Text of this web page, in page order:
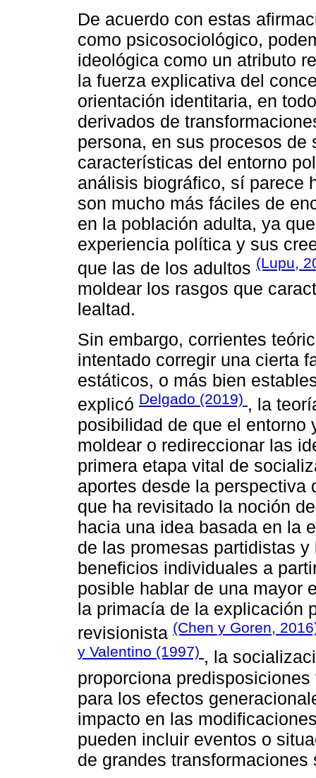
De acuerdo con estas
como psicosociológico,
ideológica como un atributo
la fuerza explicativa del
orientación identitaria, en
derivados de
persona, en sus procesos
características del entorno
análisis biográfico, sí parece
son mucho más fáciles de
en la población adulta, ya
experiencia política y sus
que las de los adultos (Lupu,
moldear los rasgos que
lealtad.
Sin embargo, corrientes
intentado corregir una cierta
estáticos, o más bien
explicó Delgado (2019) , la
posibilidad de que el
moldear o redireccionar las
primera etapa vital de
aportes desde la
que ha revisitado la noción
hacia una idea basada en la
de las promesas partidistas
beneficios individuales a
posible hablar de una mayor
la primacía de la explicación
revisionista (Chen y Goren,
y Valentino (1997) , la
proporciona
para los efectos
impacto en las
pueden incluir eventos o
de grandes transformaciones